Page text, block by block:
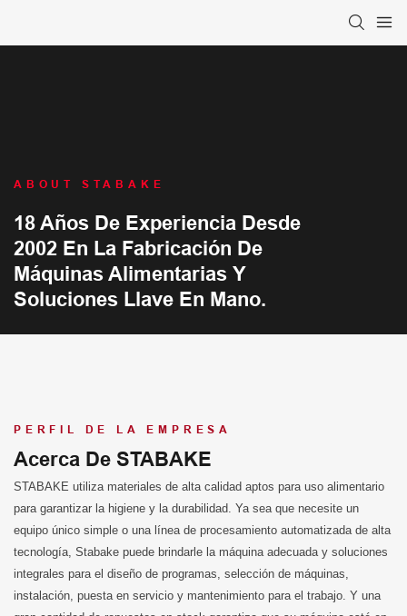
ABOUT STABAKE
18 Años De Experiencia Desde
2002 En La Fabricación De
Máquinas Alimentarias Y
Soluciones Llave En Mano.
PERFIL DE LA EMPRESA
Acerca De STABAKE
STABAKE utiliza materiales de alta calidad aptos para uso alimentario
para garantizar la higiene y la durabilidad. Ya sea que necesite un
equipo único simple o una línea de procesamiento automatizada de alta
tecnología, Stabake puede brindarle la máquina adecuada y soluciones
integrales para el diseño de programas, selección de máquinas,
instalación, puesta en servicio y mantenimiento para el trabajo. Y una